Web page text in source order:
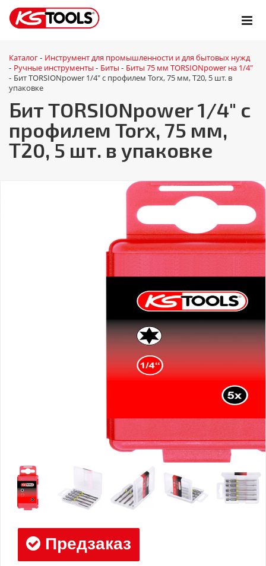
Каталог - Инструмент для промышленности и для бытовых нужд
- Ручные инструменты - Биты - Биты 75 мм TORSIONpower на 1/4"
- Бит TORSIONpower 1/4" с профилем Torx, 75 мм, Т20, 5 шт. в
упаковке
Бит TORSIONpower 1/4" с
профилем Torx, 75 мм,
Т20, 5 шт. в упаковке
Предзаказ